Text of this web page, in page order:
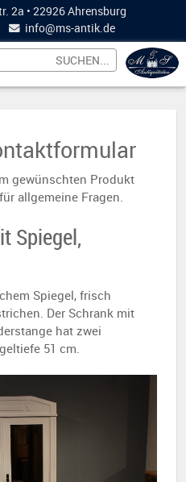
2a • 22926 Ahrensburg
info@ms-antik.de
gewünschten Produkt
allgemeine Fragen.
Spiegel,
Spiegel, frisch
Der Schrank mit
hat zwei
51 cm.